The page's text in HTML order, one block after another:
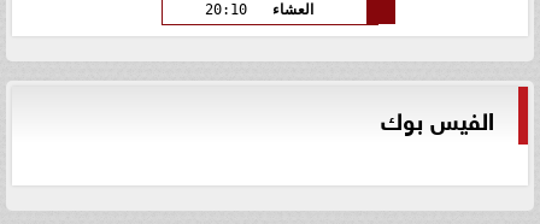
العشاء
20:10
الفيس بوك